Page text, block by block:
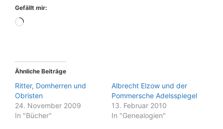
Gefällt mir:
Wird
Ähnliche Beiträge
Ritter, Domherren und
Obristen
24. November 2009
In "Bücher"
Albrecht Elzow und der
Pommersche Adelsspiegel
13. Februar 2010
In "Genealogien"